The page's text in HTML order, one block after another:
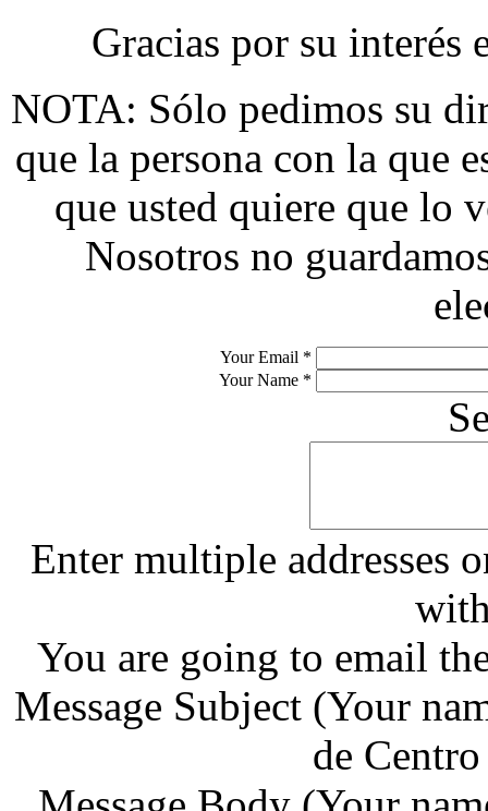
Gracias por su interés
NOTA: Sólo pedimos su
que la persona con la que
que usted quiere que lo
Nosotros no
Your Email *
Your Name *
Enter multiple addresses
You are going to email
Message Subject (Your
de